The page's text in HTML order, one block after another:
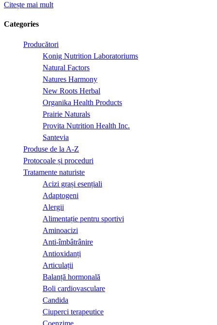
Citește mai mult
Categories
Producători
Konig Nutrition Laboratoriums
Natural Factors
Natures Harmony
New Roots Herbal
Organika Health Products
Prairie Naturals
Provita Nutrition Health Inc.
Santevia
Produse de la A-Z
Protocoale și proceduri
Tratamente naturiste
Acizi grași esențiali
Adaptogeni
Alergii
Alimentație pentru sportivi
Aminoacizi
Anti-îmbâtrânire
Antioxidanți
Articulații
Balanță hormonală
Boli cardiovasculare
Candida
Ciuperci terapeutice
Coenzime